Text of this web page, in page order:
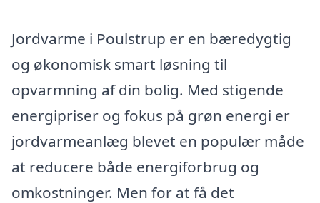
Jordvarme i Poulstrup er en bæredygtig
og økonomisk smart løsning til
opvarmning af din bolig. Med stigende
energipriser og fokus på grøn energi er
jordvarmeanlæg blevet en populær måde
at reducere både energiforbrug og
omkostninger. Men for at få det